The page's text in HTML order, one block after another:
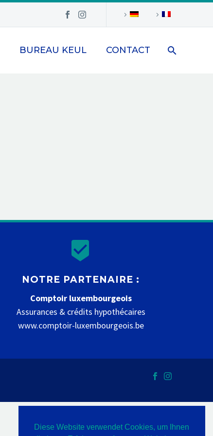
BUREAU KEUL CONTACT


NOTRE PARTENAIRE :
Comptoir luxembourgeois
Assurances & crédits hypothécaires
www.comptoir-luxembourgeois.be
Diese Website verwendet Cookies, um Ihnen